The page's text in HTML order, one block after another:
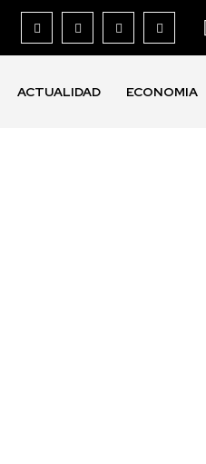
ACTUALIDAD ECONOMIA